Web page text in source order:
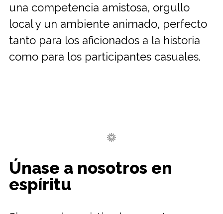
una competencia amistosa, orgullo
local y un ambiente animado, perfecto
tanto para los aficionados a la historia
como para los participantes casuales.
Únase a nosotros en
espíritu